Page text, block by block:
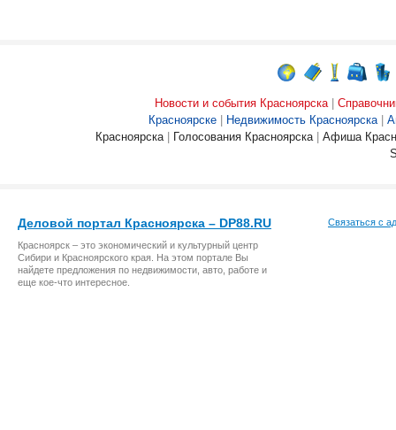
Новости и события Красноярска
Красноярске
Недвижимость Красноярска
Красноярска
Голосования Красноярска
Афиша
Деловой портал Красноярска – DP88.RU
Красноярск – это экономический и культурный центр
Сибири и Красноярского края. На этом портале Вы
найдете предложения по недвижимости, авто, работе и
еще кое-что интересное.
Связаться с